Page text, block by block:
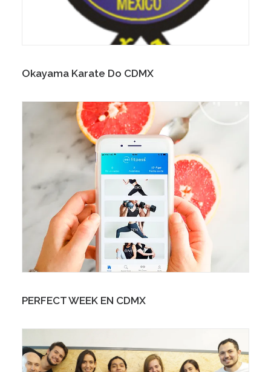
Okayama Karate Do CDMX
PERFECT WEEK EN CDMX